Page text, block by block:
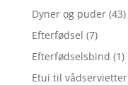
Dyner og puder (43)
Efterfødsel (7)
Efterfødselsbind (1)
Etui til vådservietter